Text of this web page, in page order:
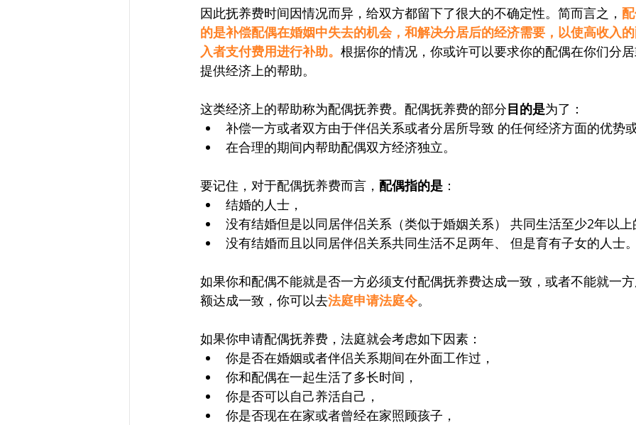
因此抚养费时间因情况而异，给双方都留下了很大的不确定性。简而言之，
的是补偿配偶在婚姻中失去的机会，和解决分居后的经济需要，以使高收入
入者支付费用进行补助。 根据你的情况，你或许可以要求你的配偶在你们分
提供经济上的帮助。
这类经济上的帮助称为配偶抚养费。配偶抚养费的部分目的是为了：
补偿一方或者双方由于伴侣关系或者分居所导致 的任何经济方面的优势
在合理的期间内帮助配偶双方经济独立。
要记住，对于配偶抚养费而言， 配偶指的是 ：
结婚的人士，
没有结婚但是以同居伴侣关系（类似于婚姻关系） 共同生活至少2年以
没有结婚而且以同居伴侣关系共同生活不足两年、 但是育有子女的人士
如果你和配偶不能就是否一方必须支付配偶抚养费达成一致，或者不能就一
额达成一致，你可以去法庭申请法庭令。
如果你申请配偶抚养费，法庭就会考虑如下因素：
你是否在婚姻或者伴侣关系期间在外面工作过，
你和配偶在一起生活了多长时间，
你是否可以自己养活自己，
你是否现在在家或者曾经在家照顾孩子，